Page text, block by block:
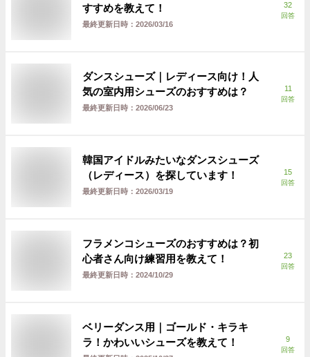
すすめを教えて！
最終更新日時： 2026/03/16
32
回答
ダンスシューズ｜レディース向け！人
気の室内用シューズのおすすめは？
最終更新日時： 2026/06/23
11
回答
韓国アイドルみたいなダンスシューズ
（レディース）を探しています！
最終更新日時： 2026/03/19
15
回答
フラメンコシューズのおすすめは？初
心者さん向け練習用を教えて！
最終更新日時： 2024/10/29
23
回答
ベリーダンス用｜ゴールド・キラキ
ラ！かわいいシューズを教えて！
9
回答